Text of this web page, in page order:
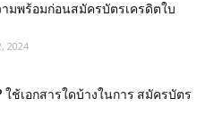
ามพร้อมก่อนสมัครบัตรเครดิตใบ
2024
ใช้เอกสารใดบ้างในการ สมัครบัตร